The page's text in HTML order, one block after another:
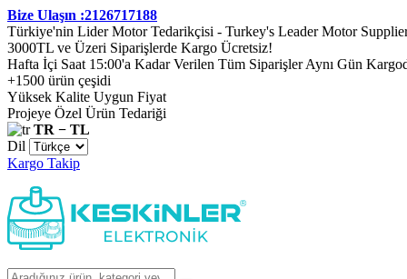
Bize Ulaşın :2126717188
Türkiye'nin Lider Motor Tedarikçisi - Turkey's Leader Motor
3000TL ve Üzeri Siparişlerde Kargo Ücretsiz!
Hafta İçi Saat 15:00'a Kadar Verilen Tüm Siparişler Aynı Gün
+1500 ürün çeşidi
Yüksek Kalite Uygun Fiyat
Projeye Özel Ürün Tedariği
TR − TL
Dil
Kargo Takip